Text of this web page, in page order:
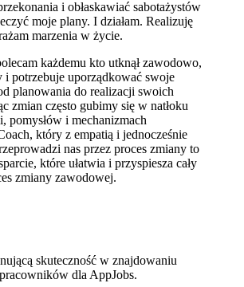
i obłaskawiać sabotażystów
moje plany. I działam. Realizuję
marzenia w życie.
każdemu kto utknął zawodowo,
i potrzebuje uporządkować swoje
planowania do realizacji swoich
zmian często gubimy się w natłoku
pomysłów i mechanizmach
który z empatią i jednocześnie
nas przez proces zmiany to
które ułatwia i przyspiesza cały
zmiany zawodowej.
skuteczność w znajdowaniu
dla AppJobs.